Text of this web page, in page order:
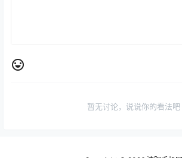
暂无讨论，说说你的看法吧